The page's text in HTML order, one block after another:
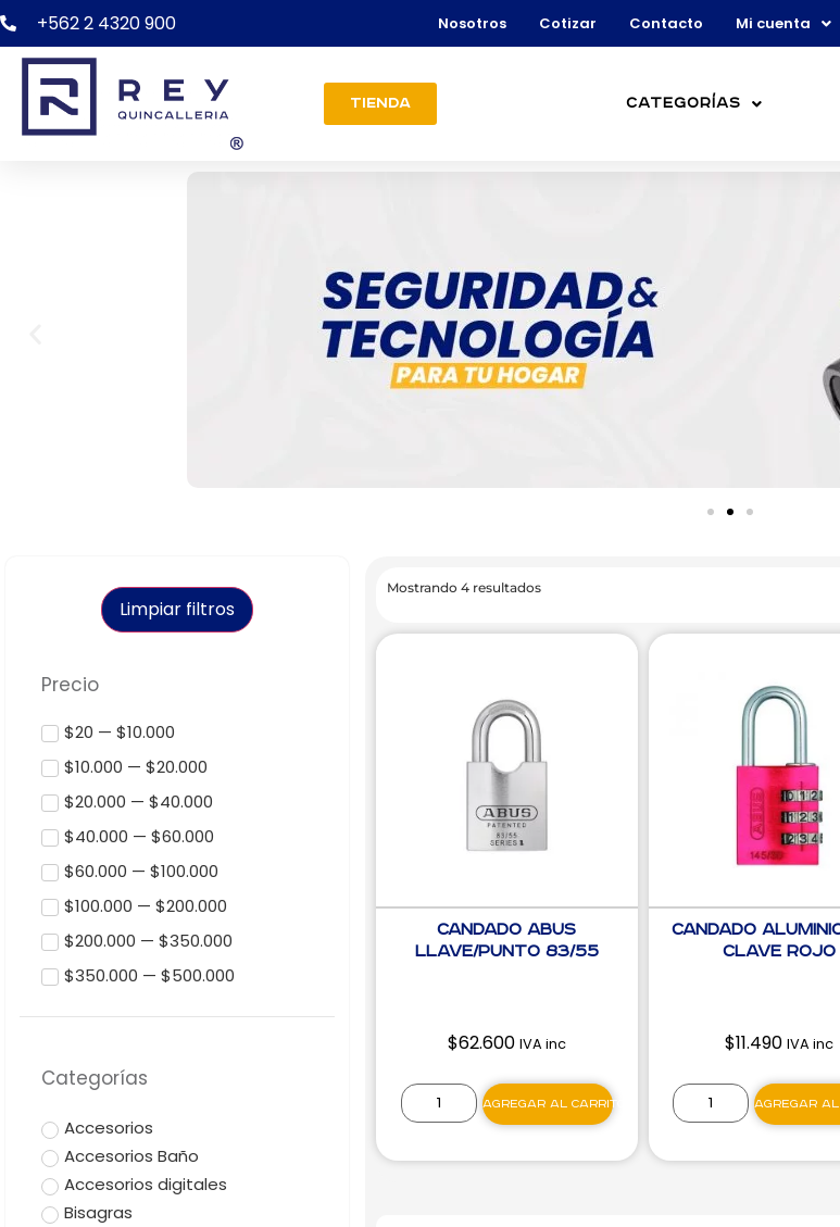
+562 2 4320 900 Nosotros Cotizar Contacto Mi cuenta
Tienda Categorías
Limpiar filtros
Precio
$20 — $10.000
$10.000 — $20.000
$20.000 — $40.000
$40.000 — $60.000
$60.000 — $100.000
$100.000 — $200.000
$200.000 — $350.000
$350.000 — $500.000
Categorías
Accesorios
Accesorios Baño
Accesorios digitales
Bisagras
Mostrando 4 resultados
Candado ABUS
Llave/Punto 83/55
$62.600 IVA inc
Agregar al carrito
Candado
Clave Rojo
$11.490 IVA inc
Agregar al